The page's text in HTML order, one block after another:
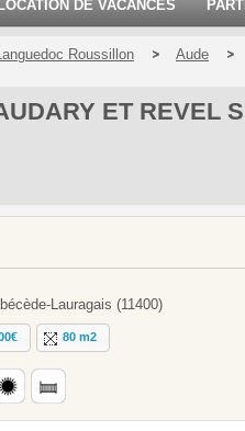
LOCATION DE VACANCES
Roussillon Aude
ET REVEL
Lauragais (11400)
80 m2